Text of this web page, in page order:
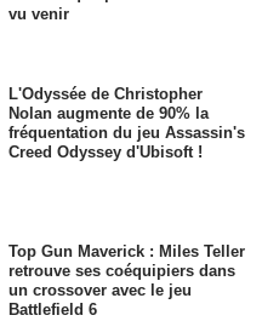
vu venir
L'Odyssée de Christopher
Nolan augmente de 90% la
fréquentation du jeu Assassin's
Creed Odyssey d'Ubisoft !
Top Gun Maverick : Miles Teller
retrouve ses coéquipiers dans
un crossover avec le jeu
Battlefield 6